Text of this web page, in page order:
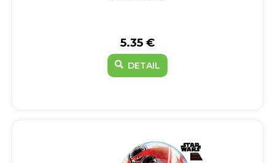
5.35 €
DETAIL